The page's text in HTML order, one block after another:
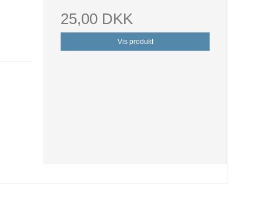
25,00 DKK
Vis produkt